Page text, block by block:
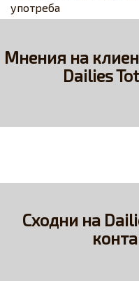
употреба
Мнения на
Dailies
Сходни на